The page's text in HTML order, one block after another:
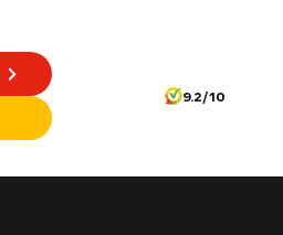
9.2/10